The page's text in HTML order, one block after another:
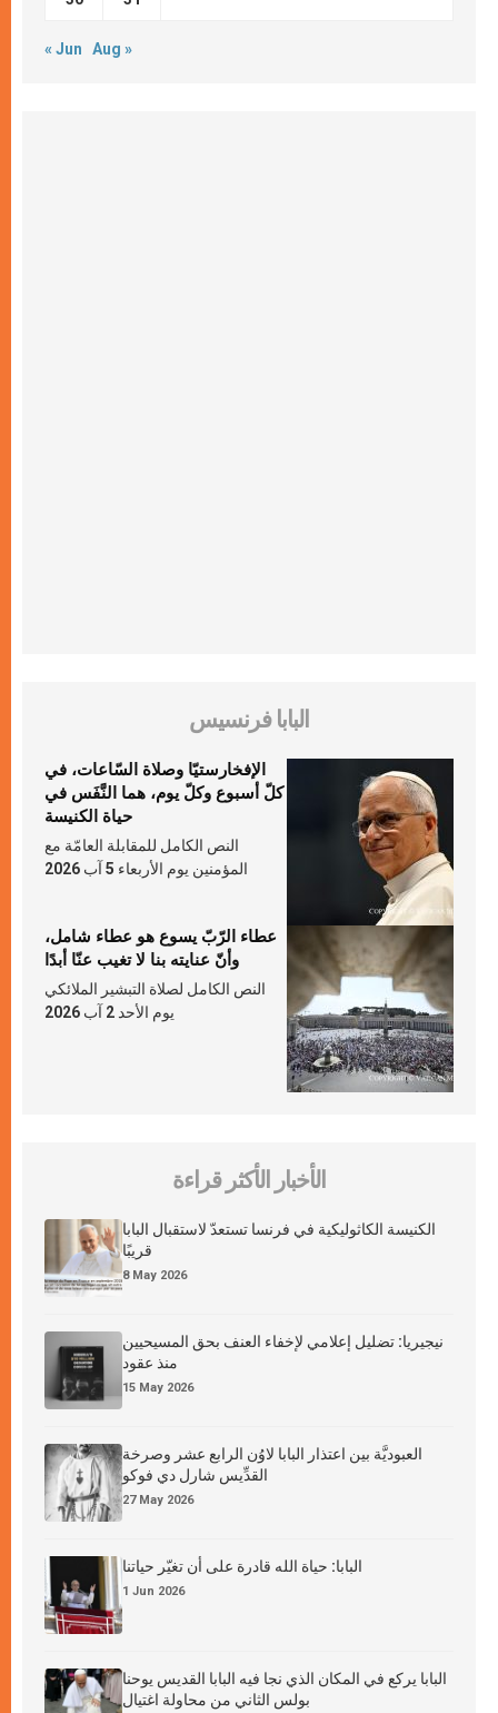
« Jun Aug »
البابا فرنسيس
الإفخارستيّا وصلاة السّاعات، في
كلّ أسبوع وكلّ يوم، هما النَّفَس في
حياة الكنيسة
النص الكامل للمقابلة العامّة مع
المؤمنين يوم الأربعاء 5 آب 2026
عطاء الرّبّ يسوع هو عطاء شامل،
وأنّ عنايته بنا لا تغيب عنّا أبدًا
النص الكامل لصلاة التبشير الملائكي
يوم الأحد 2 آب 2026
الأخبار الأكثر قراءة
الكنيسة الكاثوليكية في فرنسا تستعدّ لاستقبال البابا
قريبًا
8 May 2026
نيجيريا: تضليل إعلامي لإخفاء العنف بحق المسيحيين
منذ عقود
15 May 2026
العبوديَّة بين اعتذار البابا لاوُن الرابع عشر وصرخة
القدِّيس شارل دي فوكو
27 May 2026
البابا: حياة الله قادرة على أن تغيّر حياتنا
1 Jun 2026
البابا يركع في المكان الذي نجا فيه البابا القديس يوحنا
بولس الثاني من محاولة اغتيال